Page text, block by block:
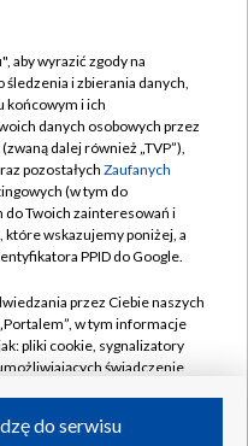
TVP
aby wyrazić zgody na
i zbierania danych,
końcowym i ich
danych osobowych przez
dalej również „TVP”),
pozostałych Zaufanych
(w tym do
Twoich zainteresowań i
które wskazujemy poniżej, a
PPID do Google.
przez Ciebie naszych
w tym informacje
pliki cookie, sygnalizatory
świadczenie
do serwisu